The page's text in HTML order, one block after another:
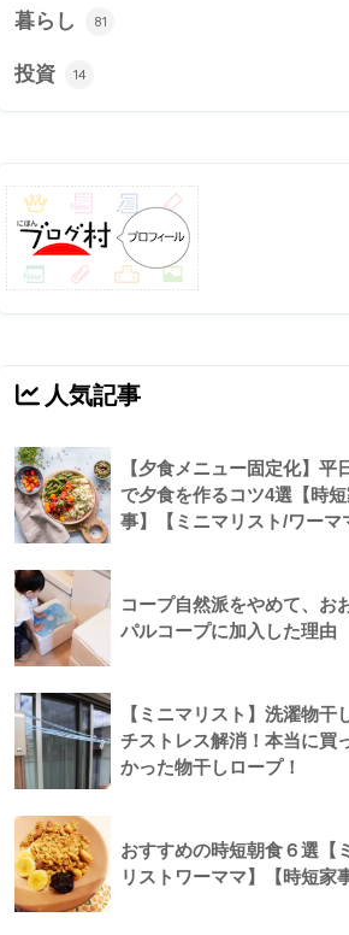
暮らし 81
投資 14
人気記事
【夕食メニュー固定化】平
で夕食を作るコツ4選【時
事】【ミニマリスト/ワーマ
コープ自然派をやめて、お
パルコープに加入した理由
【ミニマリスト】洗濯物干
チストレス解消！本当に買
かった物干しロープ！
おすすめの時短朝食６選【
リストワーママ】【時短家